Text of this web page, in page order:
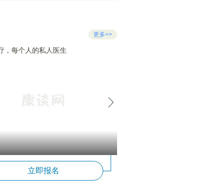
更多>>
立即报名